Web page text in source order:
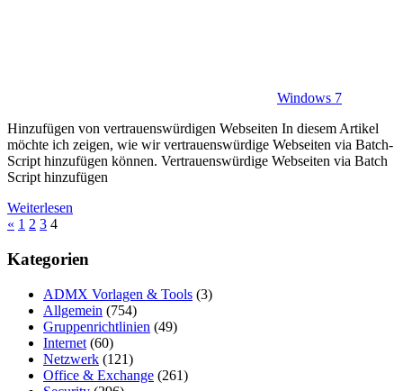
Windows 7
Hinzufügen von vertrauenswürdigen Webseiten In diesem Artikel
möchte ich zeigen, wie wir vertrauenswürdige Webseiten via Batch-
Script hinzufügen können. Vertrauenswürdige Webseiten via Batch
Script hinzufügen
Weiterlesen
Seitennummerierung
der
Beiträge
« Vorherige
1 2 3 4
Kategorien
ADMX Vorlagen & Tools (3)
Allgemein (754)
Gruppenrichtlinien (49)
Internet (60)
Netzwerk (121)
Office & Exchange (261)